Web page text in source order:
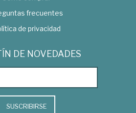
frecuentes
de privacidad
DE NOVEDADES
SUSCRIBIRSE